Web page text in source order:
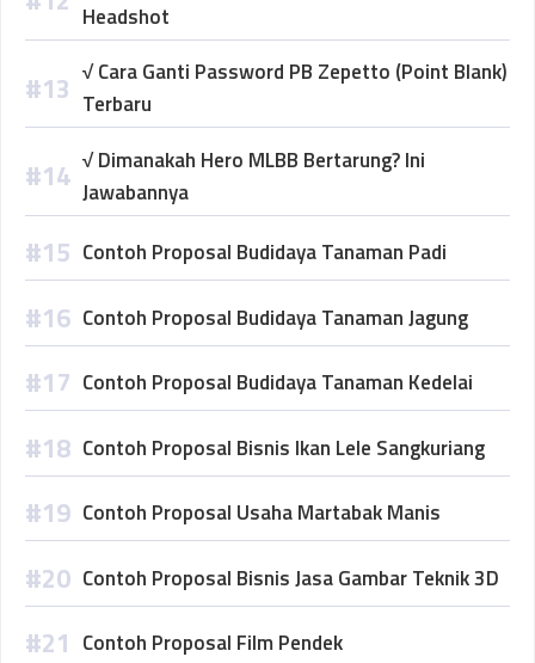
Headshot
√ Cara Ganti Password PB Zepetto (Point Blank)
Terbaru
√ Dimanakah Hero MLBB Bertarung? Ini
Jawabannya
Contoh Proposal Budidaya Tanaman Padi
Contoh Proposal Budidaya Tanaman Jagung
Contoh Proposal Budidaya Tanaman Kedelai
Contoh Proposal Bisnis Ikan Lele Sangkuriang
Contoh Proposal Usaha Martabak Manis
Contoh Proposal Bisnis Jasa Gambar Teknik 3D
Contoh Proposal Film Pendek